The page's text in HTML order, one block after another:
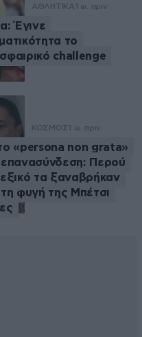
ΑΘΛΗΤΙΚΑ 1 ω. πριν
Έγινε
το
challenge
ΚΟΣΜΟΣ 1 ω. πριν
«persona non grata»
επανασύνδεση: Περού
τα ξαναβρήκαν
φυγή της Μπέτσι